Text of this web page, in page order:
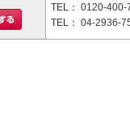
TEL： 0120-400-
TEL： 04-2936-